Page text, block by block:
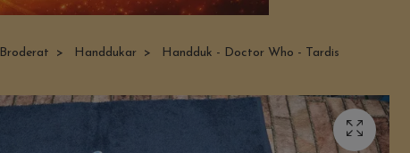
Broderat Handdukar Handduk - Doctor Who - Tardis